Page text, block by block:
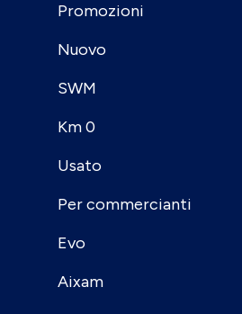
Promozioni
Nuovo
SWM
Km 0
Usato
Per commercianti
Evo
Aixam